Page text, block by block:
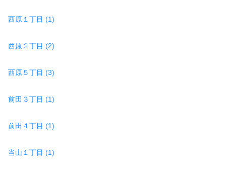
西原１丁目 (1)
西原２丁目 (2)
西原５丁目 (3)
前田３丁目 (1)
前田４丁目 (1)
当山１丁目 (1)